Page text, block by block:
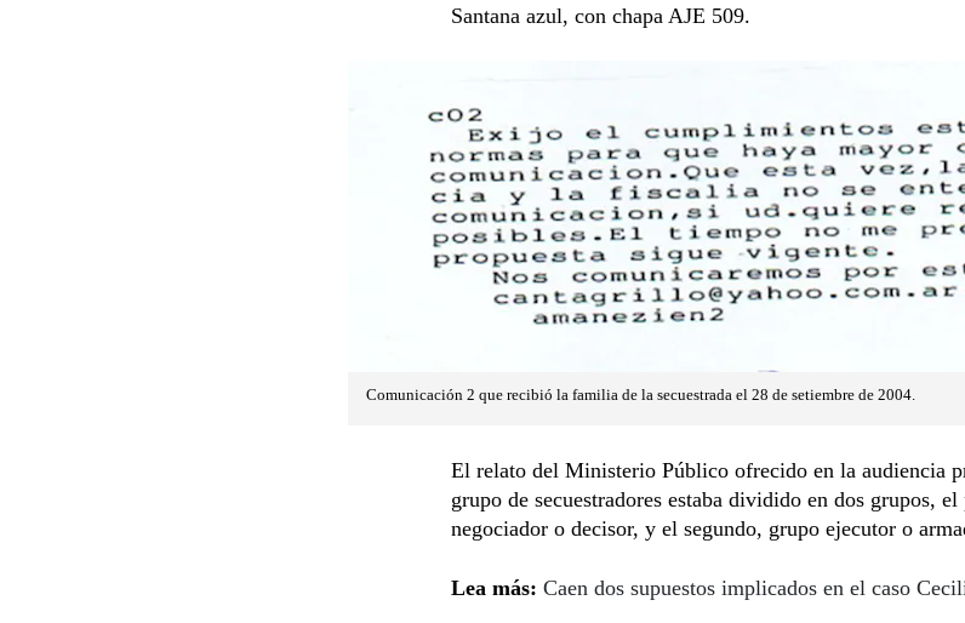
Santana azul, con chapa AJE 509.
Comunicación 2 que recibió la familia de la secuestrada el 28 de setiembre de 2004.
El relato del Ministerio Público ofrecido en la audiencia
grupo de secuestradores estaba dividido en dos grupos,
negociador o decisor, y el segundo, grupo ejecutor o
Lea más: Caen dos supuestos implicados en el caso